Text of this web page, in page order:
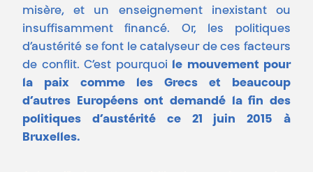
misère, et un enseignement inexistant ou
insuffisamment financé. Or, les politiques
d’austérité se font le catalyseur de ces facteurs
de conflit. C’est pourquoi le mouvement pour
la paix comme les Grecs et beaucoup
d’autres Européens ont demandé la fin des
politiques d’austérité ce 21 juin 2015 à
Bruxelles.